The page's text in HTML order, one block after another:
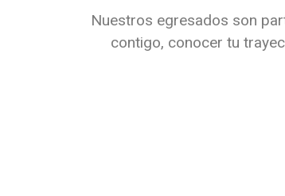
Nuestros egresados son
contigo, conocer tu